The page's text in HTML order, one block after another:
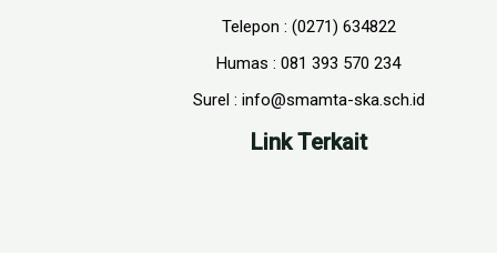
Telepon : (0271) 634822
Humas : 081 393 570 234
Surel : info@smamta-ska.sch.id
Link Terkait